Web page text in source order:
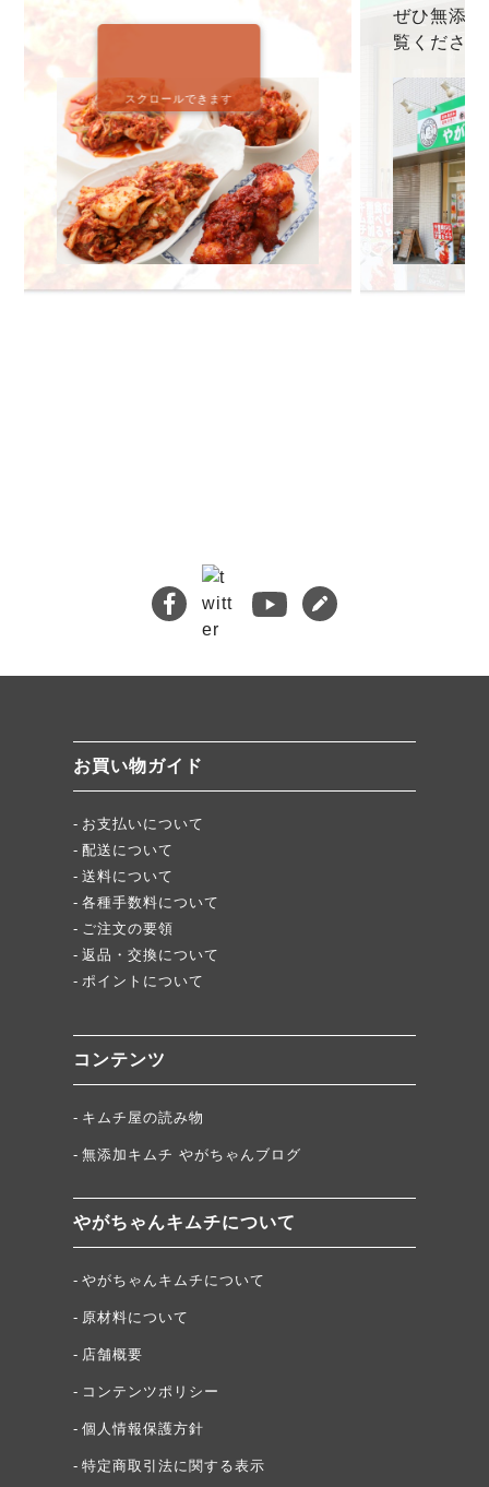
ぜひ無添
覧くださ
スクロールできます
熊本地震義援金について
キムチバイキングはお得です！
牡蠣ジュルカレー、絶品中の絶品!
絶品チャーシュー、おすすめ！
「頂・その先」圧倒的美味！
お買い物ガイド
お支払いについて
配送について
送料について
各種手数料について
ご注文の要領
返品・交換について
ポイントについて
コンテンツ
キムチ屋の読み物
無添加キムチ やがちゃんブログ
やがちゃんキムチについて
やがちゃんキムチについて
原材料について
店舗概要
コンテンツポリシー
個人情報保護方針
特定商取引法に関する表示